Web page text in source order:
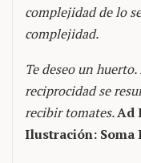
complejidad de lo
complejidad.
Te deseo un
reciprocidad se
recibir tomates.Ad
Ilustración: Soma